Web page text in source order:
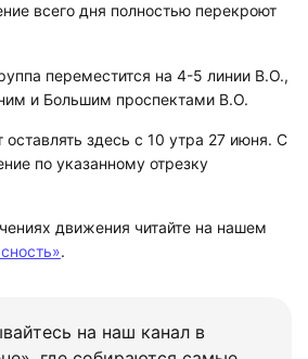
всего дня полностью перекроют
переместится на 4-5 линии В.О.,
и Большим проспектами В.О.
здесь с 10 утра 27 июня. С
по указанному отрезку
движения читайте на нашем
.
на наш канал в